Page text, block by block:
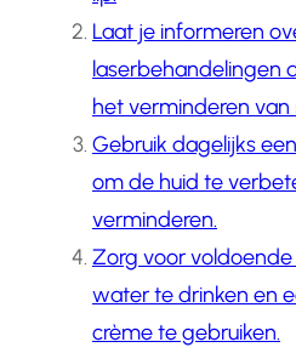
Laat je informeren
laserbehandelingen
het verminderen van
Gebruik dagelijks
om de huid te
verminderen.
Zorg voor
water te drinken en
crème te gebruiken.